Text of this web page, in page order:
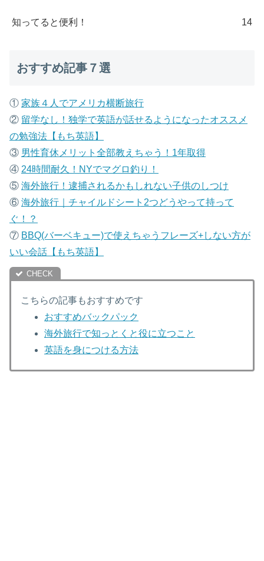
知ってると便利！ 14
おすすめ記事７選
① 家族４人でアメリカ横断旅行
② 留学なし！独学で英語が話せるようになったオススメ
の勉強法【もち英語】
③ 男性育休メリット全部教えちゃう！1年取得
④ 24時間耐久！NYでマグロ釣り！
⑤ 海外旅行！逮捕されるかもしれない子供のしつけ
⑥ 海外旅行｜チャイルドシート2つどうやって持って
ぐ！？
⑦ BBQ(バーベキュー)で使えちゃうフレーズ+しない方が
いい会話【もち英語】
こちらの記事もおすすめです
おすすめバックパック
海外旅行で知っとくと役に立つこと
英語を身につける方法